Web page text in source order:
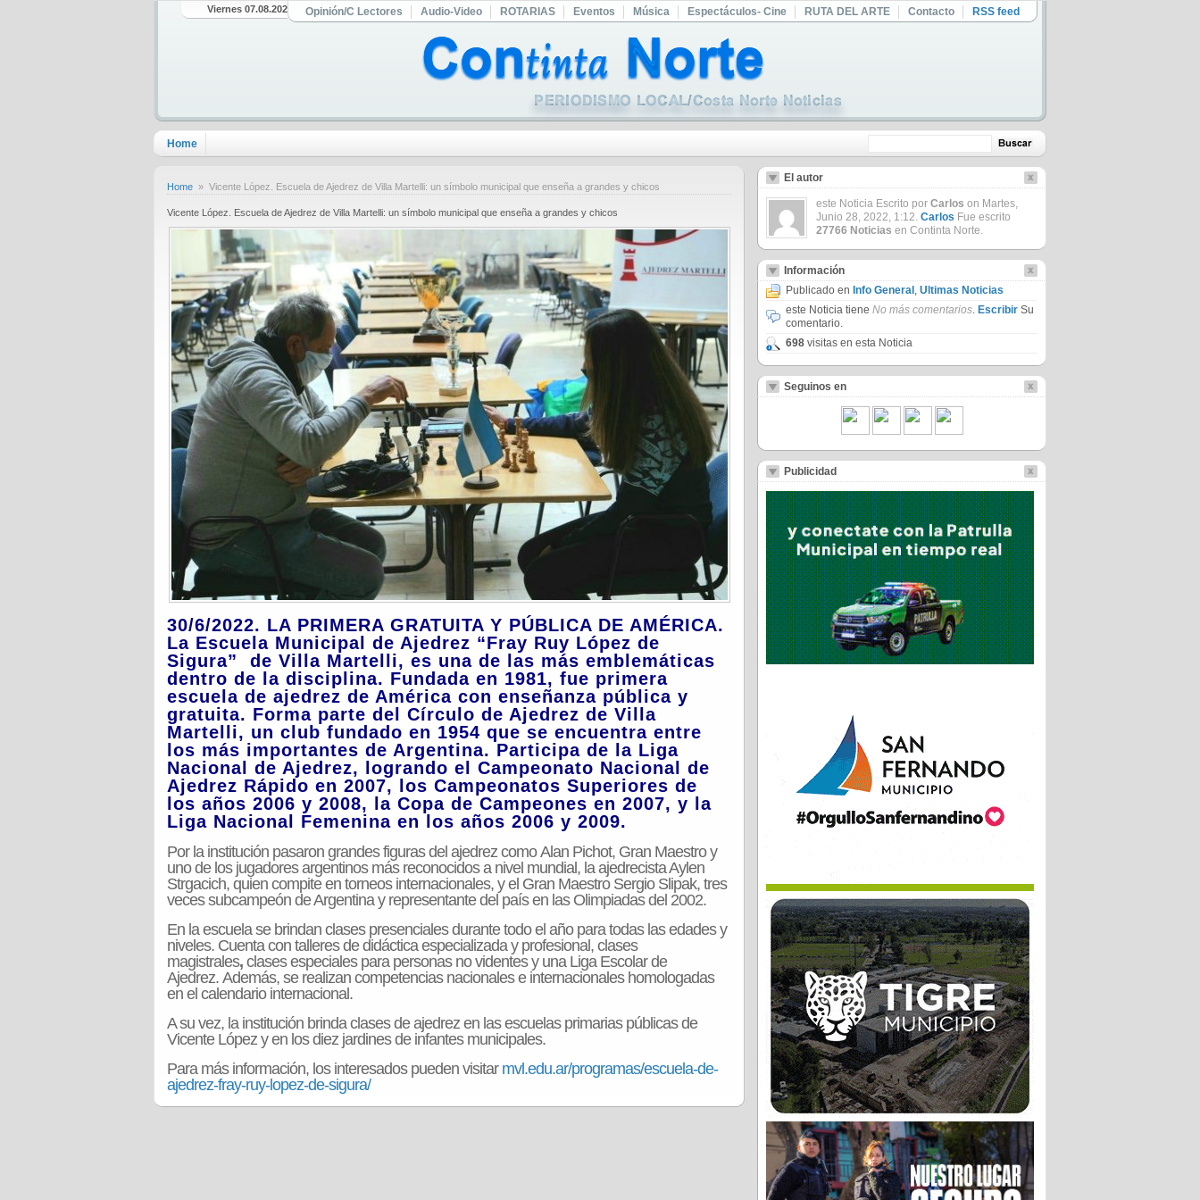
Viernes 07.08.2026 Opinión/C Lectores Audio-Video ROTARIAS Eventos Música Espectáculos- Cine RUTA DEL ARTE Contacto RSS feed
Home
Home » Vicente López. Escuela de Ajedrez de Villa Martelli: un símbolo municipal que enseña a grandes y chicos
Vicente López. Escuela de Ajedrez de Villa Martelli: un símbolo municipal que enseña a grandes y chicos
30/6/2022. LA PRIMERA GRATUITA Y PÚBLICA DE AMÉRICA.
La Escuela Municipal de Ajedrez “Fray Ruy López de
Sigura” de Villa Martelli, es una de las más emblemáticas
dentro de la disciplina. Fundada en 1981, fue primera
escuela de ajedrez de América con enseñanza pública y
gratuita. Forma parte del Círculo de Ajedrez de Villa
Martelli, un club fundado en 1954 que se encuentra entre
los más importantes de Argentina. Participa de la Liga
Nacional de Ajedrez, logrando el Campeonato Nacional de
Ajedrez Rápido en 2007, los Campeonatos Superiores de
los años 2006 y 2008, la Copa de Campeones en 2007, y la
Liga Nacional Femenina en los años 2006 y 2009.
Por la institución pasaron grandes figuras del ajedrez como Alan Pichot, Gran Maestro y
uno de los jugadores argentinos más reconocidos a nivel mundial, la ajedrecista Aylen
Strgacich, quien compite en torneos internacionales, y el Gran Maestro Sergio Slipak, tres
veces subcampeón de Argentina y representante del país en las Olimpiadas del 2002.
En la escuela se brindan clases presenciales durante todo el año para todas las edades y
niveles. Cuenta con talleres de didáctica especializada y profesional, clases
magistrales, clases especiales para personas no videntes y una Liga Escolar de
Ajedrez. Además, se realizan competencias nacionales e internacionales homologadas
en el calendario internacional.
A su vez, la institución brinda clases de ajedrez en las escuelas primarias públicas de
Vicente López y en los diez jardines de infantes municipales.
Para más información, los interesados pueden visitar mvl.edu.ar/programas/escuela-de-
ajedrez-fray-ruy-lopez-de-sigura/
El autor
este Noticia Escrito por Carlos on Martes,
Junio 28, 2022, 1:12. Carlos Fue escrito
27766 Noticias en Continta Norte.
Información
Publicado en Info General , Ultimas Noticias
este Noticia tiene No más comentarios. Escribir Su
comentario.
698 visitas en esta Noticia
Seguinos en
Publicidad